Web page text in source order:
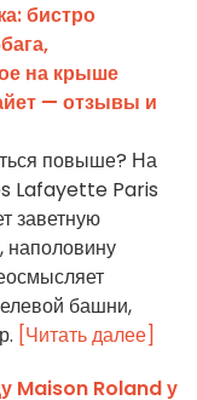
бистро
на крыше
— отзывы и
повыше? На
Lafayette Paris
заветную
наполовину
башни,
[Читать далее]
Maison Roland у